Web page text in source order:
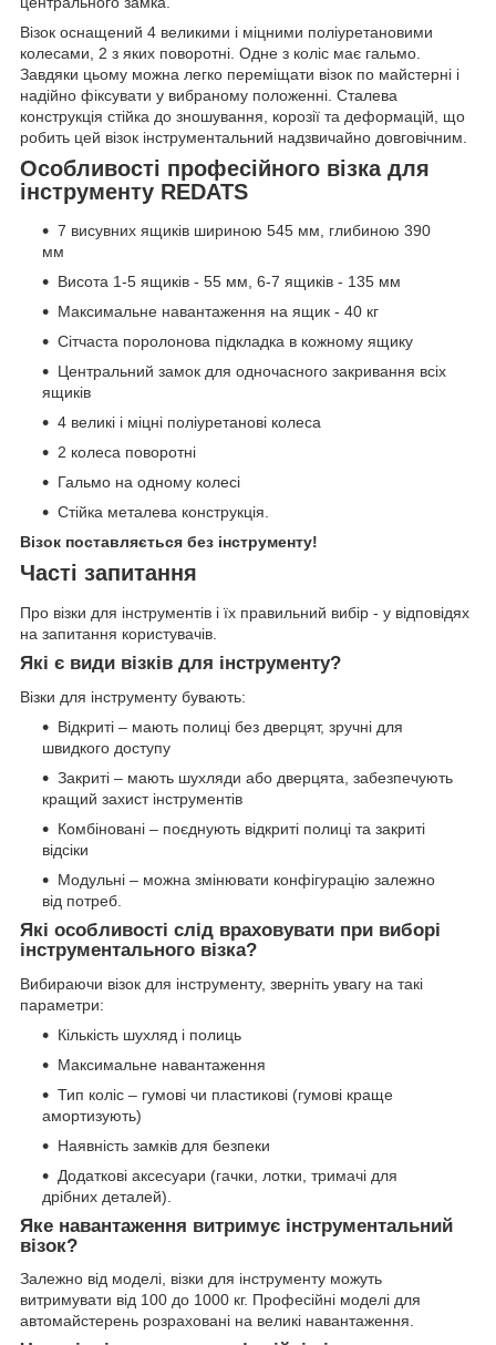
Візок оснащений 4 великими і міцними поліуретановими
колесами, 2 з яких поворотні. Одне з коліс має гальмо.
Завдяки цьому можна легко переміщати візок по майстерні і
надійно фіксувати у вибраному положенні. Сталева
конструкція стійка до зношування, корозії та деформацій, що
робить цей візок інструментальний надзвичайно довговічним.
Особливості професійного візка для
інструменту REDATS
7 висувних ящиків шириною 545 мм, глибиною 390
мм
Висота 1-5 ящиків - 55 мм, 6-7 ящиків - 135 мм
Максимальне навантаження на ящик - 40 кг
Сітчаста поролонова підкладка в кожному ящику
Центральний замок для одночасного закривання всіх
ящиків
4 великі і міцні поліуретанові колеса
2 колеса поворотні
Гальмо на одному колесі
Стійка металева конструкція.
Візок поставляється без інструменту!
Часті запитання
Про візки для інструментів і їх правильний вибір - у відповідях
на запитання користувачів.
Які є види візків для інструменту?
Візки для інструменту бувають:
Відкриті – мають полиці без дверцят, зручні для
швидкого доступу
Закриті – мають шухляди або дверцята, забезпечують
кращий захист інструментів
Комбіновані – поєднують відкриті полиці та закриті
відсіки
Модульні – можна змінювати конфігурацію залежно
від потреб.
Які особливості слід враховувати при виборі
інструментального візка?
Вибираючи візок для інструменту, зверніть увагу на такі
параметри:
Кількість шухляд і полиць
Максимальне навантаження
Тип коліс – гумові чи пластикові (гумові краще
амортизують)
Наявність замків для безпеки
Додаткові аксесуари (гачки, лотки, тримачі для
дрібних деталей).
Яке навантаження витримує інструментальний
візок?
Залежно від моделі, візки для інструменту можуть
витримувати від 100 до 1000 кг. Професійні моделі для
автомайстерень розраховані на великі навантаження.